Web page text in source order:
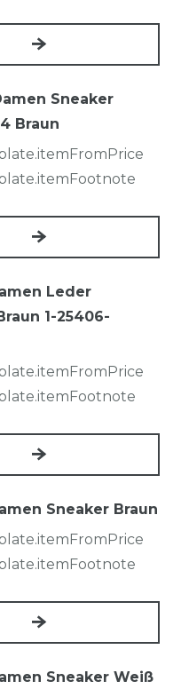
Sneaker
Braun
Leder
1-25406-
Sneaker Braun
Sneaker Weiß